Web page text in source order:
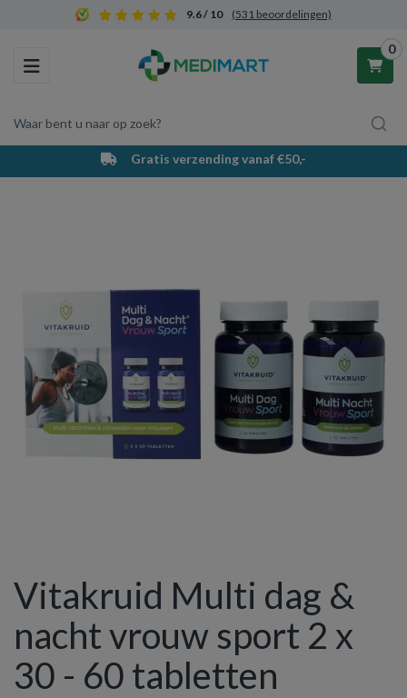
9.6 / 10 (531 beoordelingen)
Toggle navigation
Waar bent u naar op zoek?
0
Winkelwagen
Gratis verzending vanaf €50,-
Vitakruid Multi dag &
nacht vrouw sport 2 x
30 - 60 tabletten